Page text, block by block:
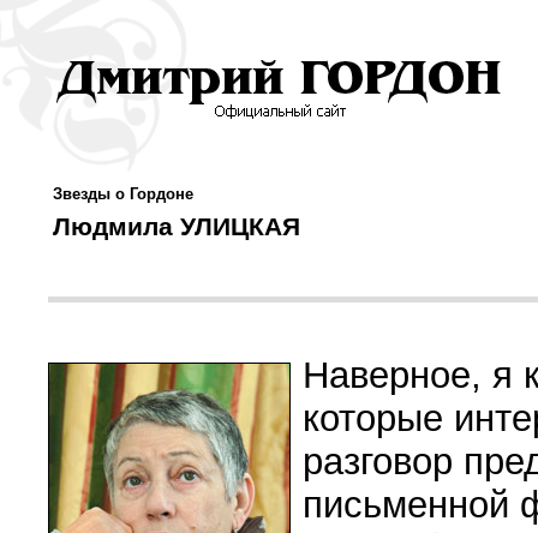
Звезды о Гордоне
Людмила УЛИЦКАЯ
Наверное, я
которые
разговор
письменной